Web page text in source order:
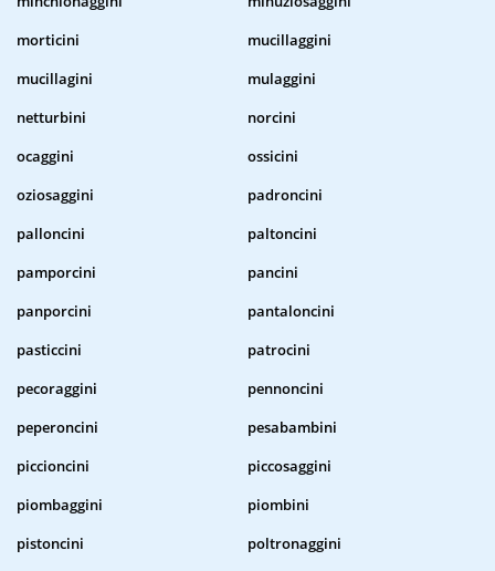
morticini
mucillaggini
mucillagini
mulaggini
netturbini
norcini
ocaggini
ossicini
oziosaggini
padroncini
palloncini
paltoncini
pamporcini
pancini
panporcini
pantaloncini
pasticcini
patrocini
pecoraggini
pennoncini
peperoncini
pesabambini
piccioncini
piccosaggini
piombaggini
piombini
pistoncini
poltronaggini